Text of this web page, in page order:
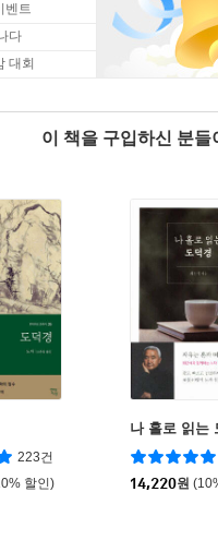
벤트
다
대회
이 책을 구입하신 분
223건
할인)
나 홀로 읽는
14,220원